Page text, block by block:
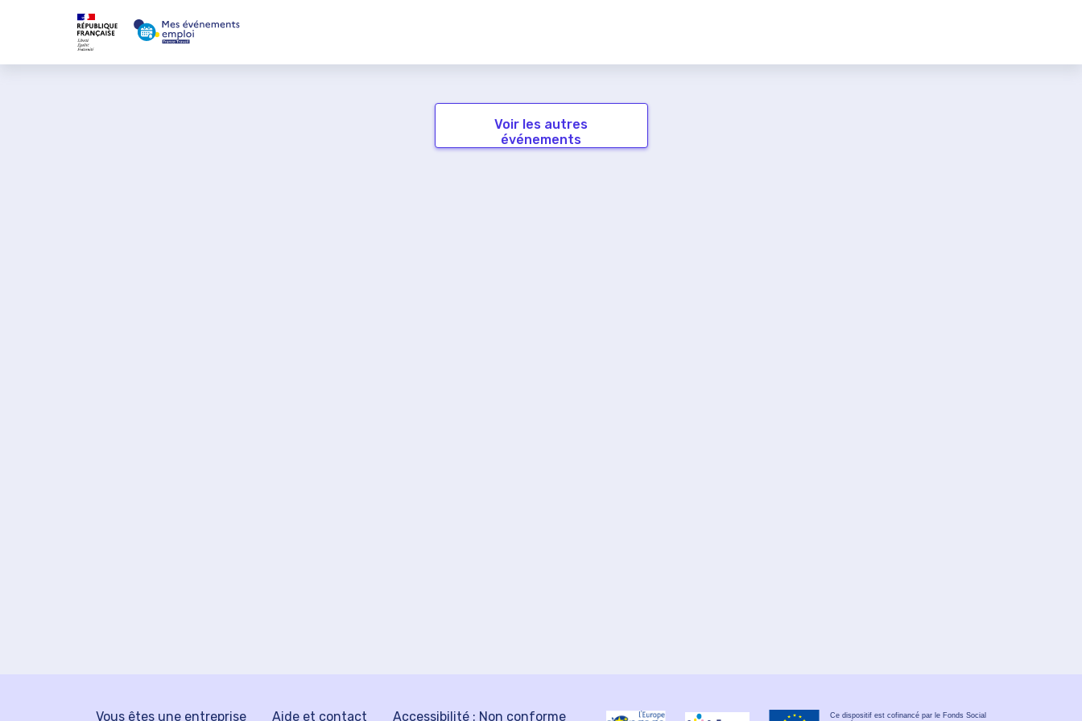
Voir les autres
événements
Vous êtes une entreprise Aide et contact Accessibilité : Non conforme
Ce dispositif est cofinancé par le Fonds Social